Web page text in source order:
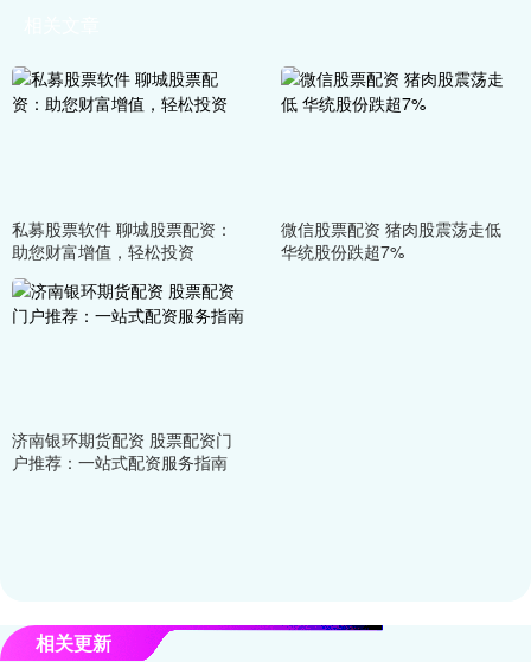
私募股票软件 聊城股票配资：
助您财富增值，轻松投资
微信股票配资 猪肉股震荡走低
华统股份跌超7%
济南银环期货配资 股票配资门
户推荐：一站式配资服务指南
相关更新